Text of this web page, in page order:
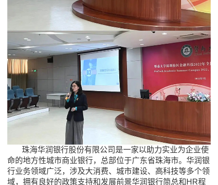
珠海华润银行股份有限公司是一家以助力实业为企业使
命的地方性城市商业银行，总部位于广东省珠海市。华润银
行业务领域广泛，涉及大消费、城市建设、高科技等多个领
域，拥有良好的政策支持和发展前景华润银行简总和 HR程